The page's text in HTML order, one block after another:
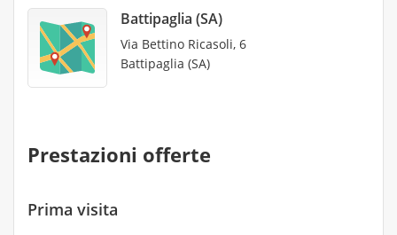
Battipaglia (SA)
Via Bettino Ricasoli, 6
Battipaglia (SA)
Prestazioni offerte
Prima visita